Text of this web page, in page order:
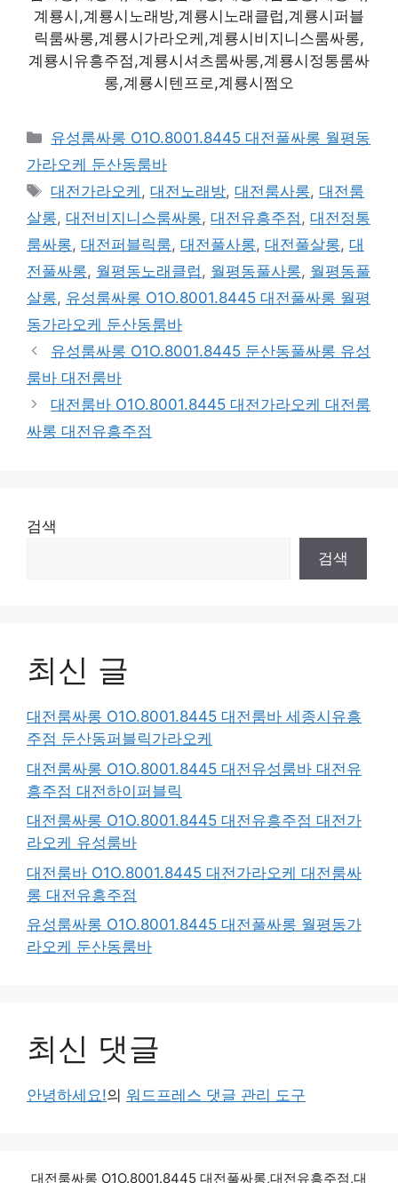
계룡시,계룡시노래방,계룡시노래클럽,계룡시퍼블
릭룸싸롱,계룡시가라오케,계룡시비지니스룸싸롱,
계룡시유흥주점,계룡시셔츠룸싸롱,계룡시정통룸싸
롱,계룡시텐프로,계룡시쩜오
카
테
리
유성룸싸롱 O1O.8001.8445 대전풀싸롱 월평동
가라오케 둔산동룸바
태
그
대전가라오케 ,대전노래방,대전룸사롱,대전룸
살롱, 대전비지니스룸싸롱, 대전유흥주점, 대전정통
룸싸롱, 대전퍼블릭룸, 대전풀사롱, 대전풀살롱, 대
전풀싸롱, 월평동노래클럽, 월평동풀사롱, 월평동풀
살롱, 유성룸싸롱 O1O.8001.8445 대전풀싸롱 월평
동가라오케 둔산동룸바
유성룸싸롱 O1O.8001.8445 둔산동풀싸롱 유성
룸바 대전룸바
대전룸바 O1O.8001.8445 대전가라오케 대전룸
싸롱 대전유흥주점
검색
검색
최신 글
대전룸싸롱 O1O.8001.8445 대전룸바 세종시유흥
주점 둔산동퍼블릭가라오케
대전룸싸롱 O1O.8001.8445 대전유성룸바 대전유
흥주점 대전하이퍼블릭
대전룸싸롱 O1O.8001.8445 대전유흥주점 대전가
라오케 유성룸바
대전룸바 O1O.8001.8445 대전가라오케 대전룸싸
롱 대전유흥주점
유성룸싸롱 O1O.8001.8445 대전풀싸롱 월평동가
라오케 둔산동룸바
최신 댓글
안녕하세요!의 워드프레스 댓글 관리 도구
대전룸싸롱 O1O.8001.8445 대전풀싸롱,대전유흥주점,대